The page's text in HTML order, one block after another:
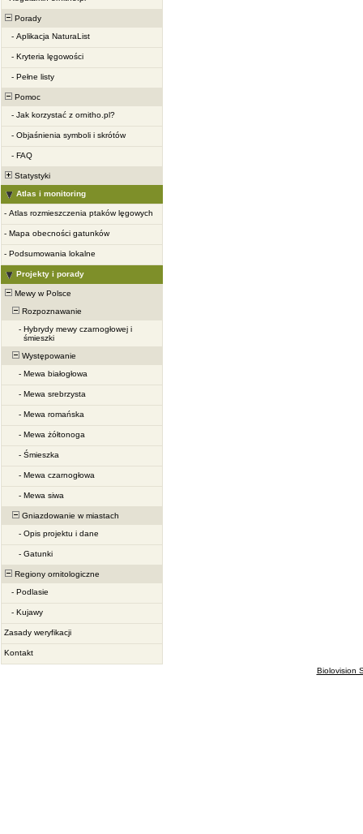
Porady
- Aplikacja NaturaList
- Kryteria lęgowości
- Pełne listy
Pomoc
- Jak korzystać z ornitho.pl?
- Objaśnienia symboli i skrótów
- FAQ
Statystyki
Atlas i monitoring
- Atlas rozmieszczenia ptaków lęgowych
- Mapa obecności gatunków
- Podsumowania lokalne
Projekty i porady
Mewy w Polsce
Rozpoznawanie
- Hybrydy mewy czarnogłowej i
śmieszki
Występowanie
- Mewa białogłowa
- Mewa srebrzysta
- Mewa romańska
- Mewa żółtonoga
- Śmieszka
- Mewa czarnogłowa
- Mewa siwa
Gniazdowanie w miastach
- Opis projektu i dane
- Gatunki
Regiony ornitologiczne
- Podlasie
- Kujawy
Zasady weryfikacji
Kontakt
Biolovision